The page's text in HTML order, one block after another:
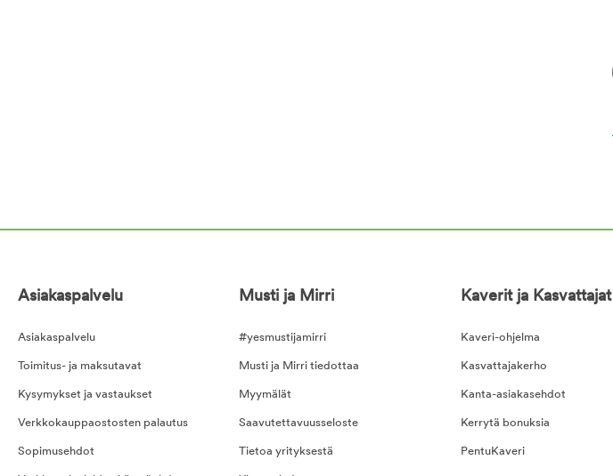
Asiakaspalvelu
Asiakaspalvelu
Toimitus- ja maksutavat
Kysymykset ja vastaukset
Verkkokauppaostosten palautus
Sopimusehdot
Musti ja Mirri
#yesmustijamirri
Musti ja Mirri tiedottaa
Myymälät
Saavutettavuusseloste
Tietoa yrityksestä
Kaverit ja Kasvattajat
Kaveri-ohjelma
Kasvattajakerho
Kanta-asiakasehdot
Kerrytä bonuksia
PentuKaveri